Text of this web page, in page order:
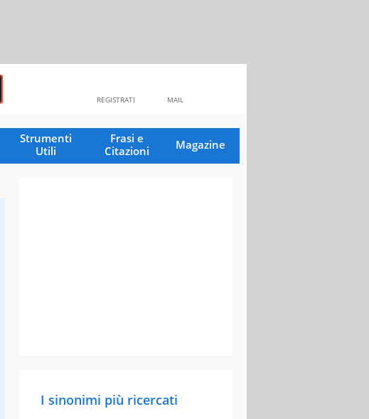
MAIL
REGISTRATI
Strumenti
Utili
Frasi e
Citazioni
Magazine
I sinonimi più ricercati